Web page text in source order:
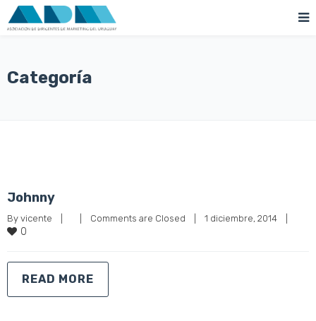
Categoría
Johnny
By vicente Comments are Closed 1 diciembre, 2014
0
READ MORE